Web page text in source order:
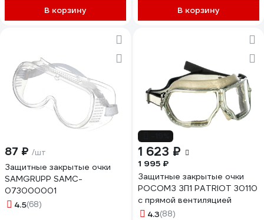
В корзину В корзину
87 ₽ /шт
Защитные закрытые очки
SAMGRUPP SAMC-
073000001
4.5(68)
1 623 ₽
1 995 ₽
Защитные закрытые очки
РОСОМЗ ЗП1 PATRIOT 30110
с прямой вентиляцией
4.3(88)